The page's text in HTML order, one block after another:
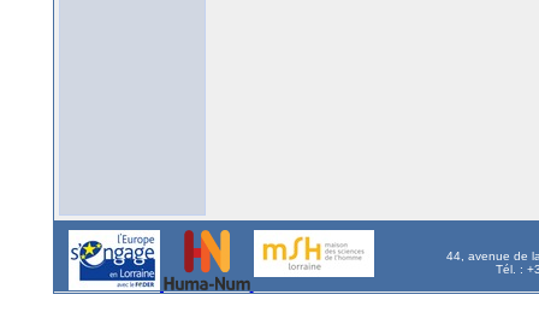
44, avenue de
Tél. :